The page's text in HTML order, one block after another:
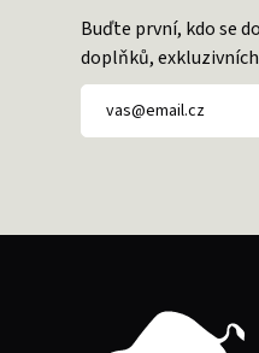
Buďte první, kdo se
doplňků,